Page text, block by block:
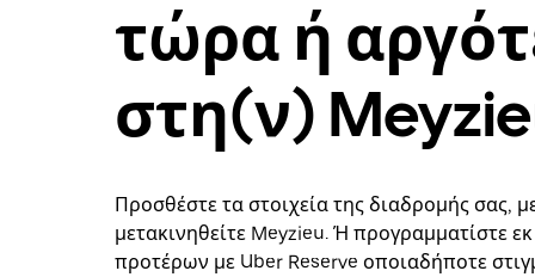
τώρα ή
στη(ν)
Προσθέστε τα στοιχεία της διαδρομής σας,
μετακινηθείτε Meyzieu. Ή προγραμματίστε
προτέρων με Uber Reserve οποιαδήποτε